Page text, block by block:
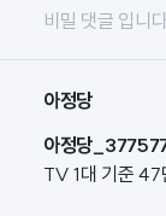
비밀 댓글 입니
아정당
아정당
TV 1대 기준 47